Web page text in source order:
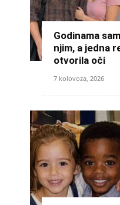
Godinama
njim, a jedna
otvorila oči
7 kolovoza, 2026